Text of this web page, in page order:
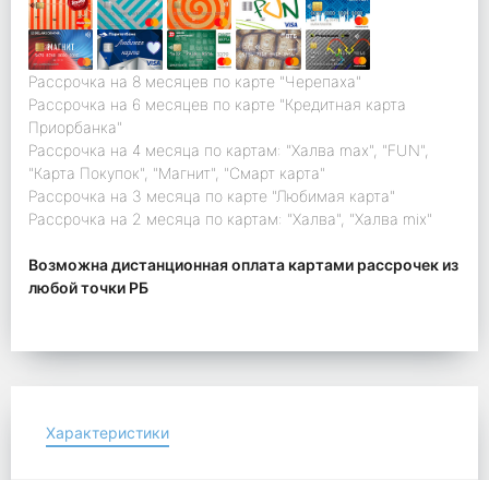
Рассрочка на 8 месяцев по карте "Черепаха"
Рассрочка на 6 месяцев по карте "Кредитная карта
Приорбанка"
Рассрочка на 4 месяца по картам: "Халва max", "FUN",
"Карта Покупок", "Магнит", "Смарт карта"
Рассрочка на 3 месяца по карте "Любимая карта"
Рассрочка на 2 месяца по картам: "Халва", "Халва mix"
Возможна дистанционная оплата картами рассрочек из
любой точки РБ
Характеристики